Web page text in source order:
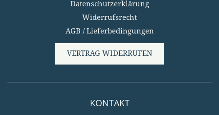
Datenschutzerklärung
Widerrufsrecht
AGB / Lieferbedingungen
VERTRAG WIDERRUFEN
KONTAKT